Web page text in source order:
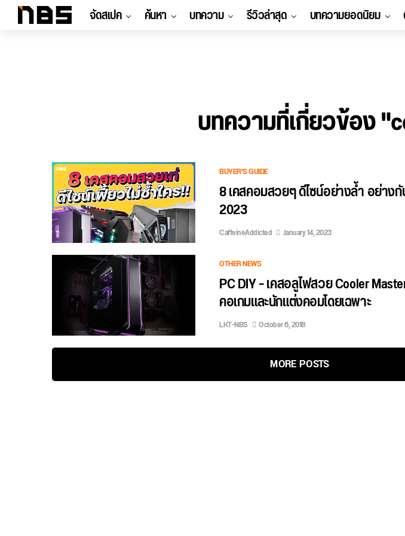
จัดสเปค ค้นหา บทความ รีวิวล่าสุด บทความยอดนิยม
บทความที่เกี่ยวข้อง
BUYER'S GUIDE
8 เคสคอมสวยๆ ดีไซน์อย่างล้ำ อย่าง
2023
CaffeineAddicted January 14, 2023
OTHER NEWS
PC DIY – เคสอลูไฟสวย Cooler
คอเกมและนักแต่งคอมโดยเฉพาะ
LKT-NBS October 6, 2018
MORE POSTS